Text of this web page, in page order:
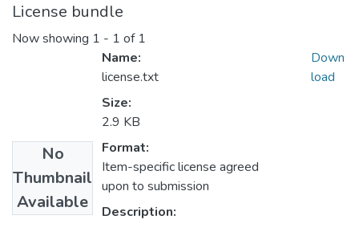
License bundle
Now showing 1 - 1 of 1
No
Thumbnail
Available
Name:
license.txt
Size:
2.9 KB
Format:
Item-specific license agreed
upon to submission
Description:
Down
load